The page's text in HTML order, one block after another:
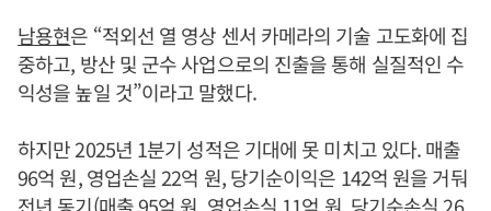
남용현은 “적외선 열 영상 센서 카메라의 기술 고도화에 집
중하고, 방산 및 군수 사업으로의 진출을 통해 실질적인 수
익성을 높일 것”이라고 말했다.
하지만 2025년 1분기 성적은 기대에 못 미치고 있다. 매출
96억 원, 영업손실 22억 원, 당기순이익은 142억 원을 거둬